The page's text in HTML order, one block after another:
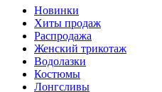
Новинки
Хиты продаж
Распродажа
Женский трикотаж
Водолазки
Костюмы
Лонгсливы